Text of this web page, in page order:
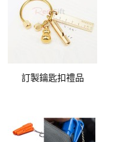
訂製鑰匙扣禮品